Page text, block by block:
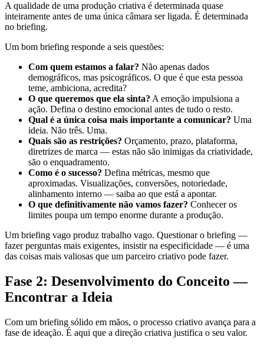
A qualidade de uma produção criativa é determinada quase
inteiramente antes de uma única câmara ser ligada. É determinada
no briefing.
Um bom briefing responde a seis questões:
Com quem estamos a falar? Não apenas dados
demográficos, mas psicográficos. O que é que esta pessoa
teme, ambiciona, acredita?
O que queremos que ela sinta? A emoção impulsiona a
ação. Defina o destino emocional antes de tudo o resto.
Qual é a única coisa mais importante a comunicar? Uma
ideia. Não três. Uma.
Quais são as restrições? Orçamento, prazo, plataforma,
diretrizes de marca — estas não são inimigas da criatividade,
são o enquadramento.
Como é o sucesso? Defina métricas, mesmo que
aproximadas. Visualizações, conversões, notoriedade,
alinhamento interno — saiba ao que está a apontar.
O que definitivamente não vamos fazer? Conhecer os
limites poupa um tempo enorme durante a produção.
Um briefing vago produz trabalho vago. Questionar o briefing —
fazer perguntas mais exigentes, insistir na especificidade — é uma
das coisas mais valiosas que um parceiro criativo pode fazer.
Fase 2: Desenvolvimento do Conceito —
Encontrar a Ideia
Com um briefing sólido em mãos, o processo criativo avança para a
fase de ideação. É aqui que a direção criativa justifica o seu valor.